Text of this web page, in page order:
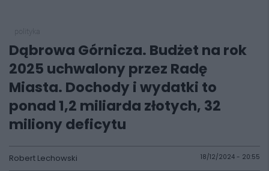
Dąbrowa Górnicza. Budżet na rok
2025 uchwalony przez Radę
Miasta. Dochody i wydatki to
ponad 1,2 miliarda złotych, 32
miliony deficytu
Robert Lechowski 18/12/2024 - 20:55